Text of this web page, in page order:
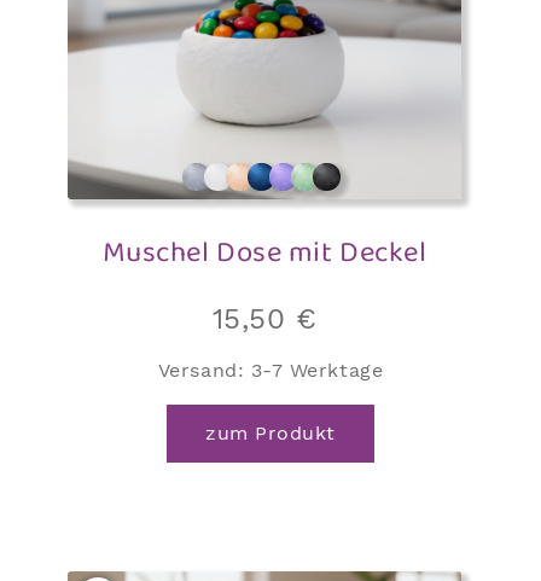
Muschel Dose mit Deckel
15,50 €
Versand: 3-7 Werktage
zum Produkt